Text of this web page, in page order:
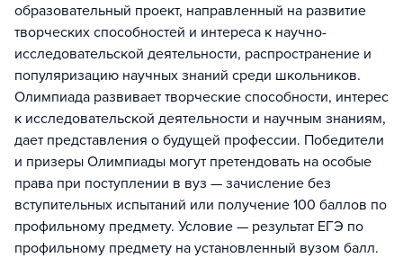
образовательный проект, направленный на развитие
творческих способностей и интереса к научно-
исследовательской деятельности, распространение и
популяризацию научных знаний среди школьников.
Олимпиада развивает творческие способности, интерес
к исследовательской деятельности и научным знаниям,
дает представления о будущей профессии. Победители
и призеры Олимпиады могут претендовать на особые
права при поступлении в вуз — зачисление без
вступительных испытаний или получение 100 баллов по
профильному предмету. Условие — результат ЕГЭ по
профильному предмету на установленный вузом балл.